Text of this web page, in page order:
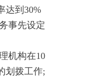
达到30%
事先设定
机构在10
划拨工作;